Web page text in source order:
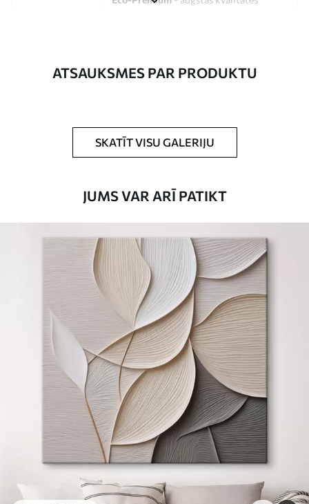
Jūs varat pievienot lakas pārklājumu.
No15.00€
Eco-Premium
.00
ATSAUKSMES PAR PRODUKTU
SKATĪT VISU GALERIJU
JUMS VAR ARĪ PATIKT